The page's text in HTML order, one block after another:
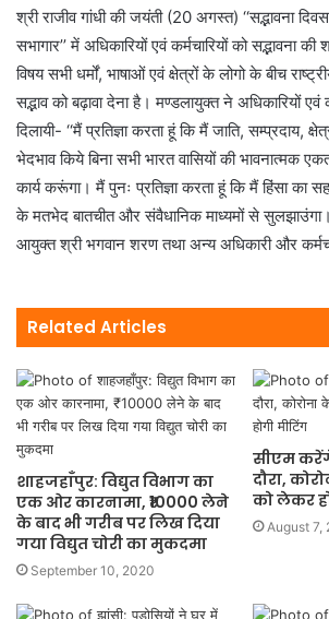
श्री राजीव गांधी की जयंती (20 अगस्त) ‘‘सद्भावना
सभागार’’ में अधिकारियों एवं कर्मचारियों को सद्भावना
विषय सभी धर्मों, भाषाओं एवं क्षेत्रों के लोगो के बीच
सद्भाव को बढ़ावा देना है। मण्डलायुक्त ने अधिकारियों एवं
दिलायी- ‘‘मैं प्रतिज्ञा करता हूं कि मैं जाति, सम्प्रदाय,
भेदभाव किये बिना सभी भारत वासियों की भावनात्मक
कार्य करूंगा। मैं पुनः प्रतिज्ञा करता हूं कि मैं हिंसा का
के मतभेद बातचीत और संवैधानिक माध्यमों से
आयुक्त श्री भगवान शरण तथा अन्य अधिकारी और
Related Articles
शाहजहाँपुर: विद्युत विभाग का
एक ओर कारनामा, ₹10000 लेने
के बाद भी गरीब पर लिख दिया
गया विद्युत चोरी का मुकदमा
September 10, 2020
सीएम
दौरा,
को लेकर
August 7,